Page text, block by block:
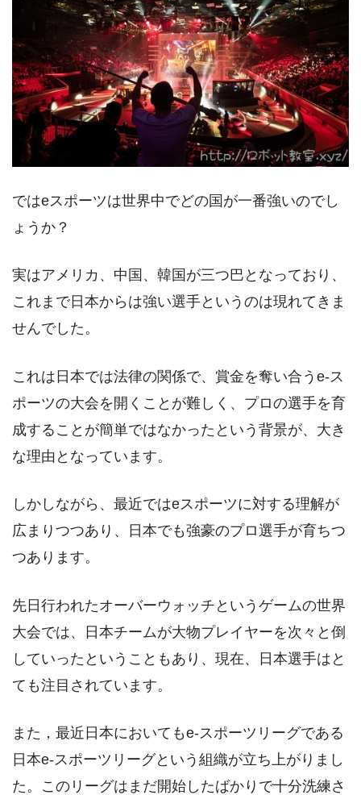
ではeスポーツは世界中でどの国が一番強いのでし
ょうか？
実はアメリカ、中国、韓国が三つ巴となっており、
これまで日本からは強い選手というのは現れてきま
せんでした。
これは日本では法律の関係で、賞金を奪い合うe-ス
ポーツの大会を開くことが難しく、プロの選手を育
成することが簡単ではなかったという背景が、大き
な理由となっています。
しかしながら、最近ではeスポーツに対する理解が
広まりつつあり、日本でも強豪のプロ選手が育ちつ
つあります。
先日行われたオーバーウォッチというゲームの世界
大会では、日本チームが大物プレイヤーを次々と倒
していったということもあり、現在、日本選手はと
ても注目されています。
また，最近日本においてもe-スポーツリーグである
日本e-スポーツリーグという組織が立ち上がりまし
た。このリーグはまだ開始したばかりで十分洗練さ